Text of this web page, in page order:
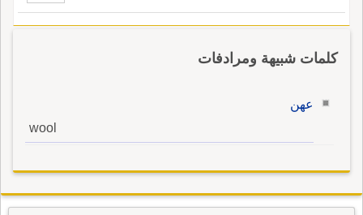
كلمات شبيهة ومرادفات
عهن
wool